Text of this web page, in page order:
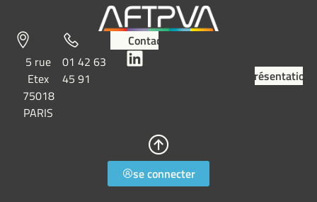
5 rue
Etex
75018
PARIS
01 42 63
45 91
Contact
Présentation
se connecter